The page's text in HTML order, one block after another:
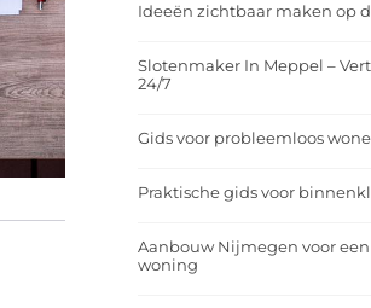
Ideeën zichtbaar maken op
Slotenmaker In Meppel –
24/7
Gids voor probleemloos
Praktische gids voor
Aanbouw Nijmegen voor
woning